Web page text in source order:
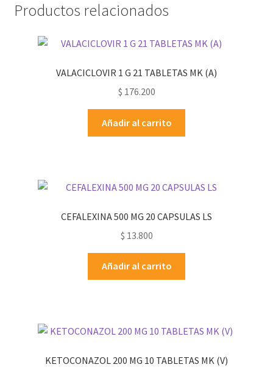
Productos relacionados
VALACICLOVIR 1 G 21 TABLETAS MK (A)
$ 176.200
Añadir al carrito
CEFALEXINA 500 MG 20 CAPSULAS LS
$ 13.800
Añadir al carrito
KETOCONAZOL 200 MG 10 TABLETAS MK (V)